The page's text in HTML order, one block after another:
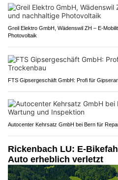
Greil Elektro GmbH, Wädenswil ZH – E-
Photovoltaik
FTS Gipsergeschäft GmbH: Profi für
Autocenter Kehrsatz GmbH bei Bern für
Rickenbach LU: E-
Auto erheblich verletzt